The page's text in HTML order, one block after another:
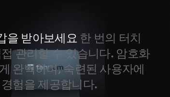
을 받아보세요 한 번의 터치
관리할 수 있습니다. 암호화
완벽하며, 숙련된 사용자에
험을 제공합니다.